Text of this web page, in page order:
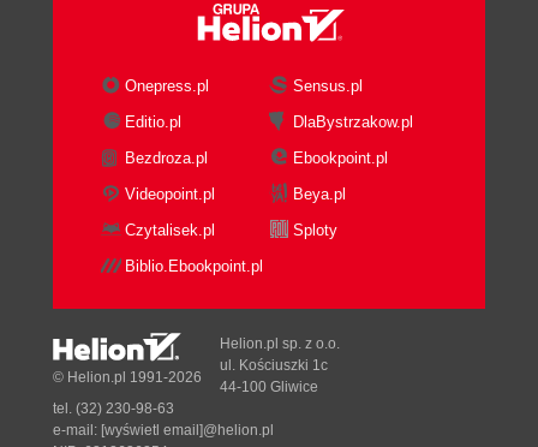
Onepress.pl
Sensus.pl
Editio.pl
DlaBystrzakow.pl
Bezdroza.pl
Ebookpoint.pl
Videopoint.pl
Beya.pl
Czytalisek.pl
Sploty
Biblio.Ebookpoint.pl
© Helion.pl 1991-2026
Helion.pl sp. z o.o.
ul. Kościuszki 1c
44-100 Gliwice
tel. (32) 230-98-63
e-mail: [wyświetl email]@helion.pl